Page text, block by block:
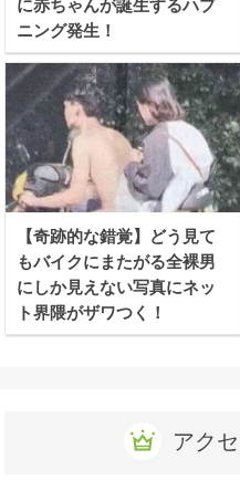
に赤ちゃんが誕生するハプ
ニング発生！
【奇跡的な錯覚】どう見て
もバイクにまたがる全裸男
にしか見えない写真にネッ
ト界隈がザワつく！
アク